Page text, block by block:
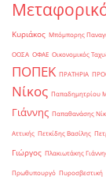
Κυριάκος Μπόμπορης
ΟΟΣΑ ΟΦΑΕ Οικονομικός
ΠΟΠΕΚ ΠΡΑΤΗΡΙΑ
Νίκος Παπαδημητρίου
Γιάννης Παπαθανάσης
Αττικής Πετκίδης Βασίλης
Γιώργος Πλακιωτάκης
Πρωθυπουργό Πυροσβεστική